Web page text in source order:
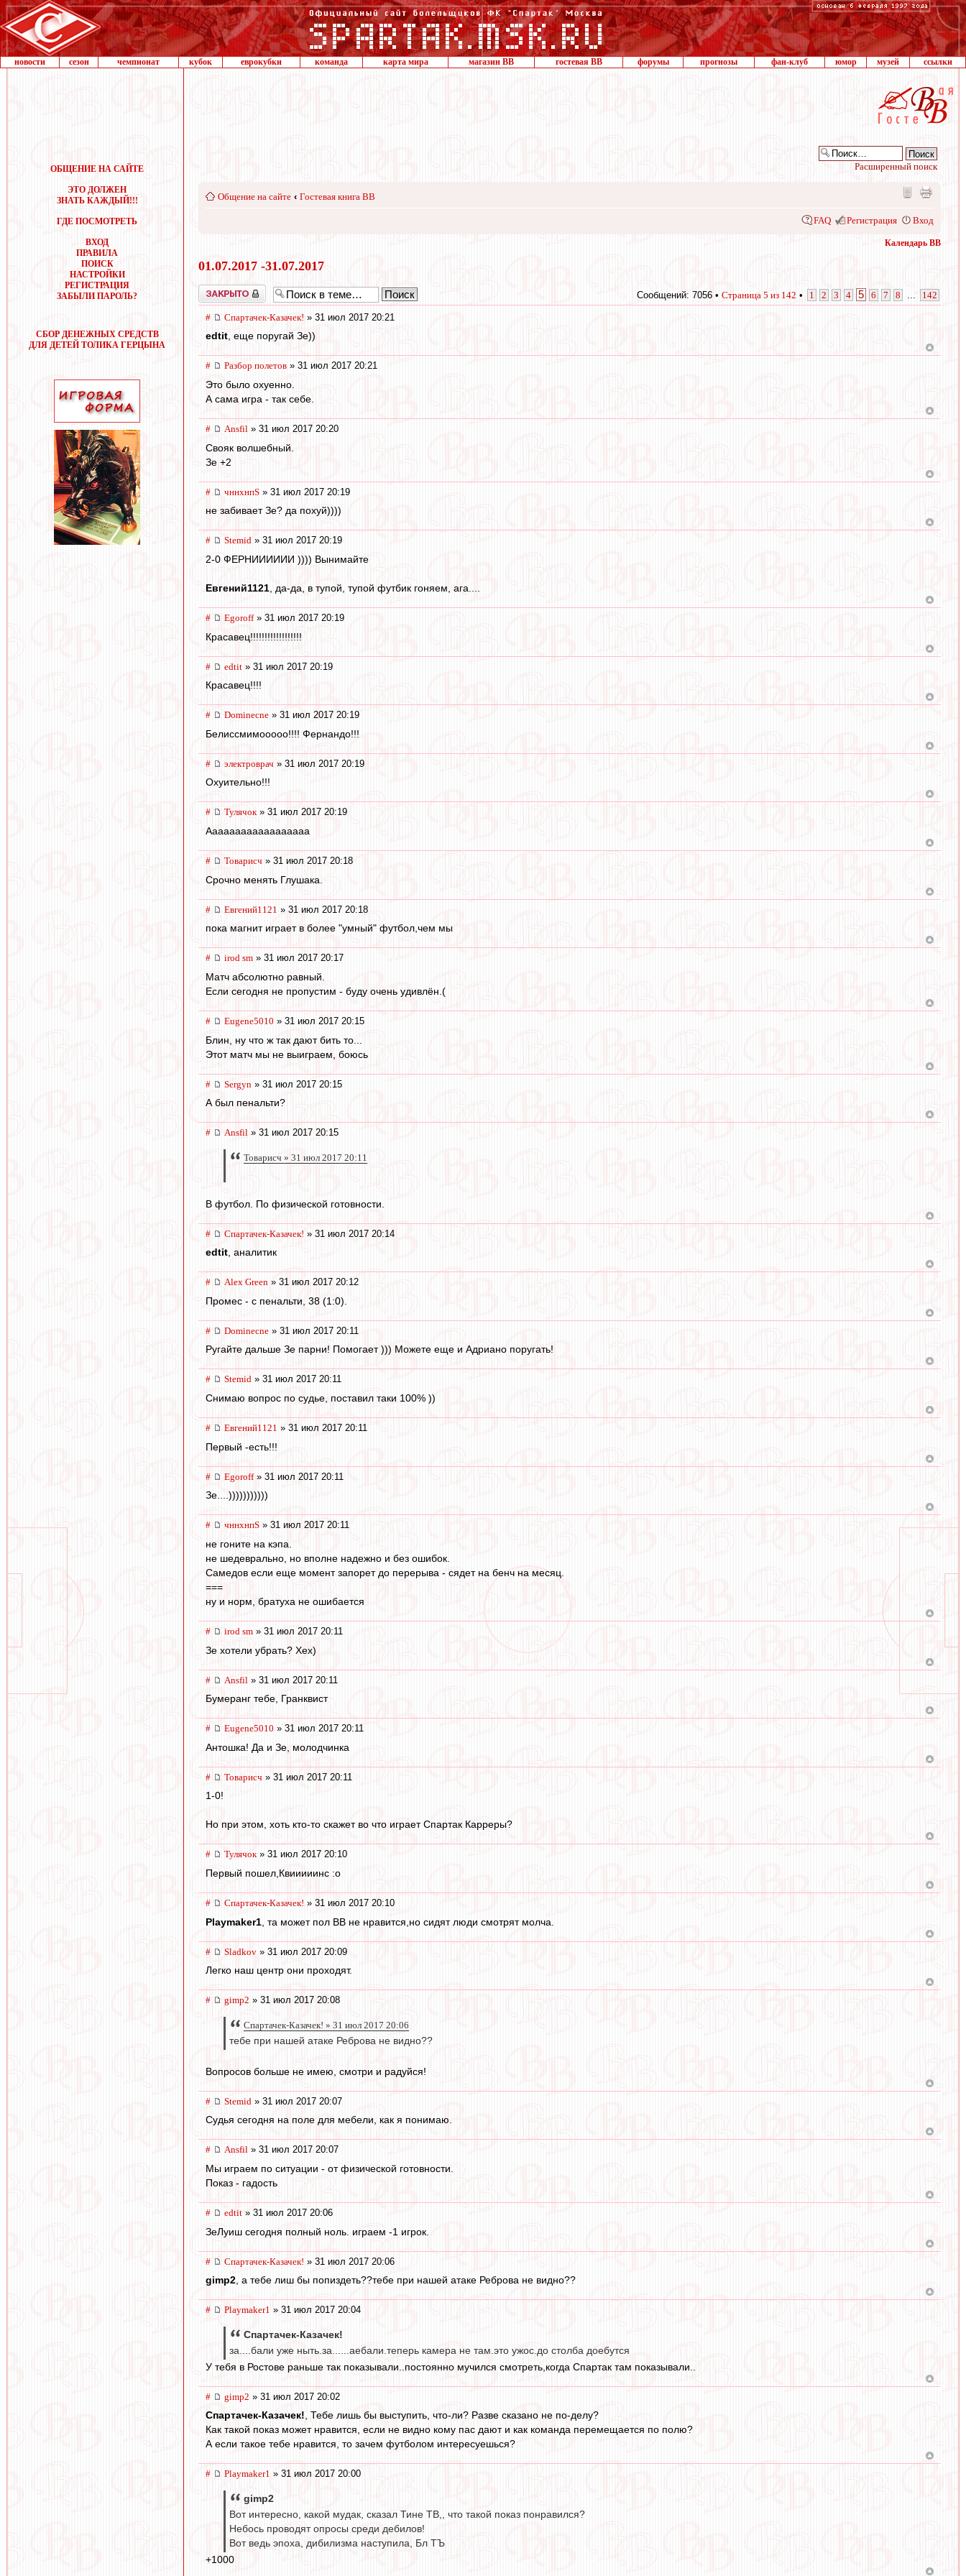
новости сезон чемпионат кубок еврокубки команда карта мира магазин ВВ гостевая ВВ форумы прогнозы фан-клуб юмор музей ссылки
ОБЩЕНИЕ НА САЙТЕ
ЭТО ДОЛЖЕН
ЗНАТЬ КАЖДЫЙ!!!
ГДЕ ПОСМОТРЕТЬ
ВХОД
ПРАВИЛА
ПОИСК
НАСТРОЙКИ
РЕГИСТРАЦИЯ
ЗАБЫЛИ ПАРОЛЬ?
СБОР ДЕНЕЖНЫХ СРЕДСТВ
ДЛЯ ДЕТЕЙ ТОЛИКА ГЕРЦЫНА
Расширенный поиск
Общение на сайте ‹ Гостевая книга ВВ
FAQ Регистрация Вход
Календарь ВВ
01.07.2017 -31.07.2017
Закрыто Сообщений: 7056 • Страница 5 из 142 • 1 2 3 4 5 6 7 8 142
# Спартачек-Казачек! » 31 июл 2017 20:21
edtit, еще поругай Зе))
# Разбор полетов » 31 июл 2017 20:21
Это было охуенно.
А сама игра - так себе.
# Ansfil » 31 июл 2017 20:20
Свояк волшебный.
Зе +2
# чннхнпS » 31 июл 2017 20:19
не забивает Зе? да похуй))))
# Stemid » 31 июл 2017 20:19
2-0 ФЕРНИИИИИИ )))) Вынимайте
Евгений1121 , да-да, в тупой, тупой футбик гоняем, ага....
# Egoroff» 31 июл 2017 20:19
Красавец!!!!!!!!!!!!!!!!!!
# edtit » 31 июл 2017 20:19
Красавец!!!!
# Dominecne » 31 июл 2017 20:19
Белиссмимооооо!!!! Фернандо!!!
# электроврач » 31 июл 2017 20:19
Охуительно!!!
# Тулячок» 31 июл 2017 20:19
Аааааааааааааааааа
# Товарисч » 31 июл 2017 20:18
Срочно менять Глушака.
# Евгений1121 » 31 июл 2017 20:18
пока магнит играет в более "умный" футбол,чем мы
# irod sm » 31 июл 2017 20:17
Матч абсолютно равный.
Если сегодня не пропустим - буду очень удивлён.(
# Eugene5010 » 31 июл 2017 20:15
Блин, ну что ж так дают бить то...
Этот матч мы не выиграем, боюсь
# Sergyn » 31 июл 2017 20:15
А был пенальти?
# Ansfil » 31 июл 2017 20:15
Товарисч » 31 июл 2017 20:11
В футбол. По физической готовности.
# Спартачек-Казачек! » 31 июл 2017 20:14
edtit, аналитик
# Alex Green » 31 июл 2017 20:12
Промес - с пенальти, 38 (1:0).
# Dominecne » 31 июл 2017 20:11
Ругайте дальше Зе парни! Помогает ))) Можете еще и Адриано поругать!
# Stemid » 31 июл 2017 20:11
Снимаю вопрос по судье, поставил таки 100% ))
# Евгений1121 » 31 июл 2017 20:11
Первый -есть!!!
# Egoroff» 31 июл 2017 20:11
Зе....)))))))))))
# чннхнпS » 31 июл 2017 20:11
не гоните на кэпа.
не шедеврально, но вполне надежно и без ошибок.
Самедов если еще момент запорет до перерыва - сядет на бенч на месяц.
===
ну и норм, братуха не ошибается
# irod sm » 31 июл 2017 20:11
Зе хотели убрать? Хех)
# Ansfil » 31 июл 2017 20:11
Бумеранг тебе, Гранквист
# Eugene5010 » 31 июл 2017 20:11
Антошка! Да и Зе, молодчинка
# Товарисч » 31 июл 2017 20:11
1-0!
Но при этом, хоть кто-то скажет во что играет Спартак Карреры?
# Тулячок» 31 июл 2017 20:10
Первый пошел,Квииииинс :o
# Спартачек-Казачек! » 31 июл 2017 20:10
Playmaker1 , та может пол ВВ не нравится,но сидят люди смотрят молча.
# Sladkov » 31 июл 2017 20:09
Легко наш центр они проходят.
# gimp2 » 31 июл 2017 20:08
Спартачек-Казачек! » 31 июл 2017 20:06
тебе при нашей атаке Реброва не видно??
Вопросов больше не имею, смотри и радуйся!
# Stemid » 31 июл 2017 20:07
Судья сегодня на поле для мебели, как я понимаю.
# Ansfil » 31 июл 2017 20:07
Мы играем по ситуации - от физической готовности.
Показ - гадость
# edtit » 31 июл 2017 20:06
ЗеЛуиш сегодня полный ноль. играем -1 игрок.
# Спартачек-Казачек! » 31 июл 2017 20:06
gimp2, а тебе лиш бы попиздеть??тебе при нашей атаке Реброва не видно??
# Playmaker1 » 31 июл 2017 20:04
Спартачек-Казачек!
за....бали уже ныть.за......аебали.теперь камера не там.это ужос.до столба доебутся
У тебя в Ростове раньше так показывали..постоянно мучился смотреть,когда Спартак там показывали..
# gimp2 » 31 июл 2017 20:02
Спартачек-Казачек!, Тебе лишь бы выступить, что-ли? Разве сказано не по-делу?
Как такой показ может нравится, если не видно кому пас дают и как команда перемещается по полю?
А если такое тебе нравится, то зачем футболом интересуешься?
# Playmaker1 » 31 июл 2017 20:00
gimp2
Вот интересно, какой мудак, сказал Тине ТВ,, что такой показ понравился?
Небось проводят опросы среди дебилов!
Вот ведь эпоха, дибилизма наступила, Бл ТЪ
+1000